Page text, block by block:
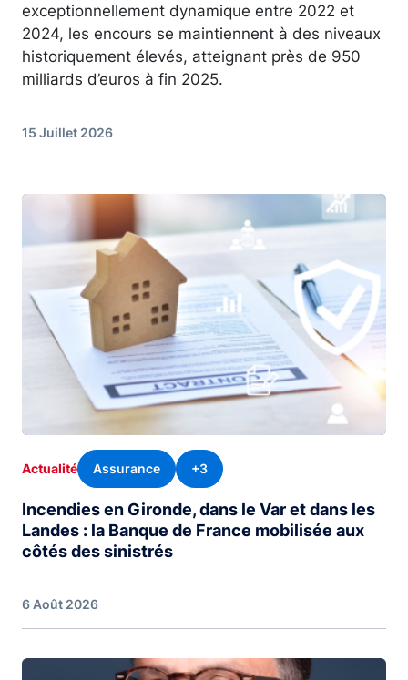
exceptionnellement dynamique entre 2022 et
2024, les encours se maintiennent à des niveaux
historiquement élevés, atteignant près de 950
milliards d’euros à fin 2025.
15 Juillet 2026
Actualité Assurance +3
Incendies en Gironde, dans le Var et dans les
Landes : la Banque de France mobilisée aux
côtés des sinistrés
6 Août 2026
Image